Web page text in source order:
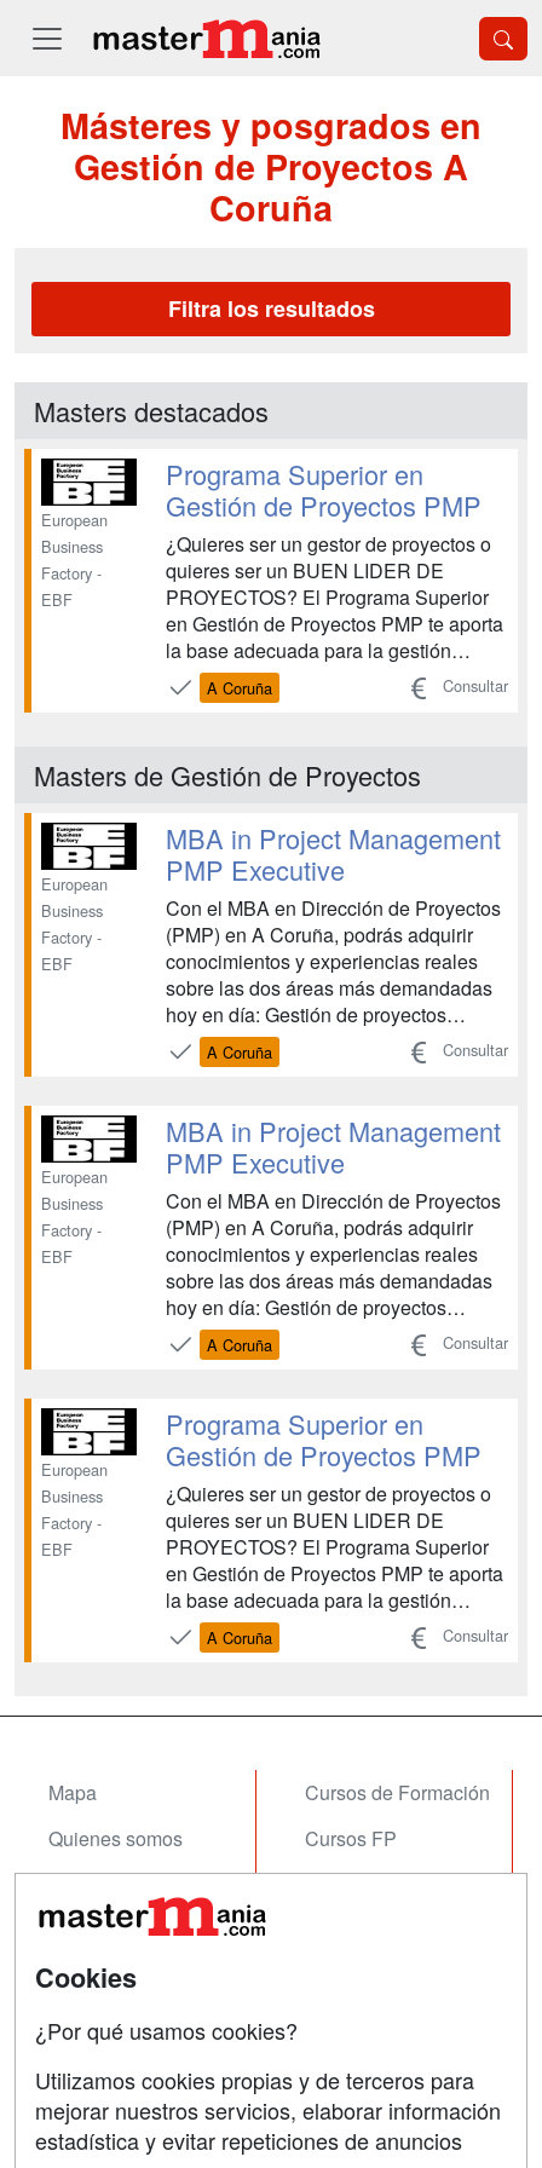
Másteres y posgrados en
Gestión de Proyectos A
Coruña
Filtra los resultados
Masters destacados
European
Business
Factory -
EBF
Programa Superior en
Gestión de Proyectos PMP
¿Quieres ser un gestor de proyectos o
quieres ser un BUEN LIDER DE
PROYECTOS? El Programa Superior
en Gestión de Proyectos PMP te aporta
la base adecuada para la gestión
eficiente y eficaz de proyectos según la
metodología establecida por el
no implica ser un buen líder. ...
A Coruña Consultar
Masters de Gestión de Proyectos
European
Business
Factory -
EBF
MBA in Project Management
PMP Executive
Con el MBA en Dirección de Proyectos
(PMP) en A Coruña, podrás adquirir
conocimientos y experiencias reales
sobre las dos áreas más demandadas
hoy en día: Gestión de proyectos
combinado a resultados óptimos en el
negocio, estrategia, marketing, área
perfil en la gestión y derección de
proyectos. Aporta una ...
A Coruña Consultar
European
Business
Factory -
EBF
MBA in Project Management
PMP Executive
Con el MBA en Dirección de Proyectos
(PMP) en A Coruña, podrás adquirir
conocimientos y experiencias reales
sobre las dos áreas más demandadas
hoy en día: Gestión de proyectos
combinado a resultados óptimos en el
negocio, estrategia, marketing, área
perfil en la gestión y derección de
proyectos. Aporta una ...
A Coruña Consultar
European
Business
Factory -
EBF
Programa Superior en
Gestión de Proyectos PMP
¿Quieres ser un gestor de proyectos o
quieres ser un BUEN LIDER DE
PROYECTOS? El Programa Superior
en Gestión de Proyectos PMP te aporta
la base adecuada para la gestión
eficiente y eficaz de proyectos según la
metodología establecida por el
A Coruña Consultar
Mapa
Quienes somos
Acceso Usuarios
Acceso Centros
Cursos de Formación
Cursos FP
Contactar
Confidencialidad
SÍGUENOS EN:
Cookies
¿Por qué usamos cookies?
Utilizamos cookies propias y de terceros para
mejorar nuestros servicios, elaborar información
estadística y evitar repeticiones de anuncios